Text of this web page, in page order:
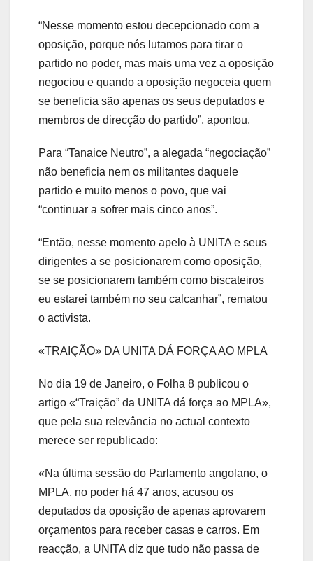
“Nesse momento estou decepcionado com a
oposição, porque nós lutamos para tirar o
partido no poder, mas mais uma vez a oposição
negociou e quando a oposição negoceia quem
se beneficia são apenas os seus deputados e
membros de direcção do partido”, apontou.
Para “Tanaice Neutro”, a alegada “negociação”
não beneficia nem os militantes daquele
partido e muito menos o povo, que vai
“continuar a sofrer mais cinco anos”.
“Então, nesse momento apelo à UNITA e seus
dirigentes a se posicionarem como oposição,
se se posicionarem também como biscateiros
eu estarei também no seu calcanhar”, rematou
o activista.
«TRAIÇÃO» DA UNITA DÁ FORÇA AO MPLA
No dia 19 de Janeiro, o Folha 8 publicou o
artigo «“Traição” da UNITA dá força ao MPLA»,
que pela sua relevância no actual contexto
merece ser republicado:
«Na última sessão do Parlamento angolano, o
MPLA, no poder há 47 anos, acusou os
deputados da oposição de apenas aprovarem
orçamentos para receber casas e carros. Em
reacção, a UNITA diz que tudo não passa de